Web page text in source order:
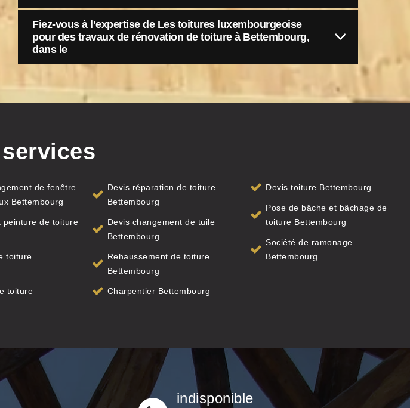
Fiez-vous à l’expertise de Les toitures luxembourgeoise
pour des travaux de rénovation de toiture à Bettembourg,
dans le
de fenêtre
Bettembourg
peinture de toiture
toiture
toiture
Devis réparation de toiture
Bettembourg
Devis changement de tuile
Bettembourg
Rehaussement de toiture
Bettembourg
Charpentier Bettembourg
Devis toiture Bettembourg
Pose de bâche et bâchage de
toiture Bettembourg
Société de ramonage
Bettembourg
indisponible